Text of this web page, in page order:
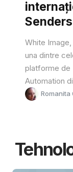
White
una dintre
platforme de
Automation
Romanita